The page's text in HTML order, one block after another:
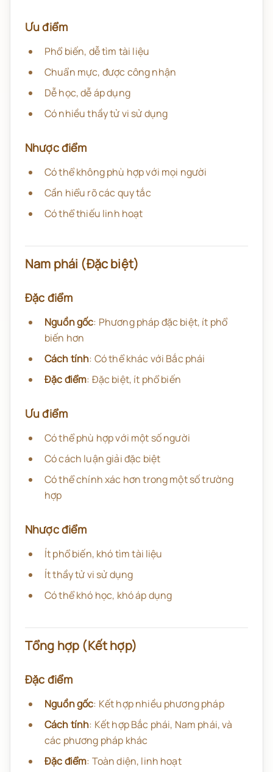
Ưu điểm
Phổ biến, dễ tìm tài liệu
Chuẩn mực, được công nhận
Dễ học, dễ áp dụng
Có nhiều thầy tử vi sử dụng
Nhược điểm
Có thể không phù hợp với mọi người
Cần hiểu rõ các quy tắc
Có thể thiếu linh hoạt
Nam phái (Đặc biệt)
Đặc điểm
Nguồn gốc: Phương pháp đặc biệt, ít phổ
biến hơn
Cách tính: Có thể khác với Bắc phái
Đặc điểm: Đặc biệt, ít phổ biến
Ưu điểm
Có thể phù hợp với một số người
Có cách luận giải đặc biệt
Có thể chính xác hơn trong một số trường
hợp
Nhược điểm
Ít phổ biến, khó tìm tài liệu
Ít thầy tử vi sử dụng
Có thể khó học, khó áp dụng
Tổng hợp (Kết hợp)
Đặc điểm
Nguồn gốc: Kết hợp nhiều phương pháp
Cách tính: Kết hợp Bắc phái, Nam phái, và
các phương pháp khác
Đặc điểm: Toàn diện, linh hoạt